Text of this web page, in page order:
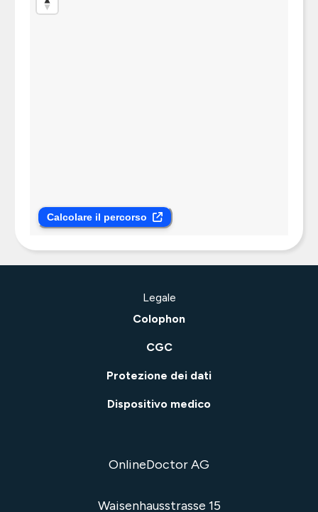
Calcolare il percorso
Legale
Colophon
CGC
Protezione dei dati
Dispositivo medico
OnlineDoctor AG
Waisenhausstrasse 15